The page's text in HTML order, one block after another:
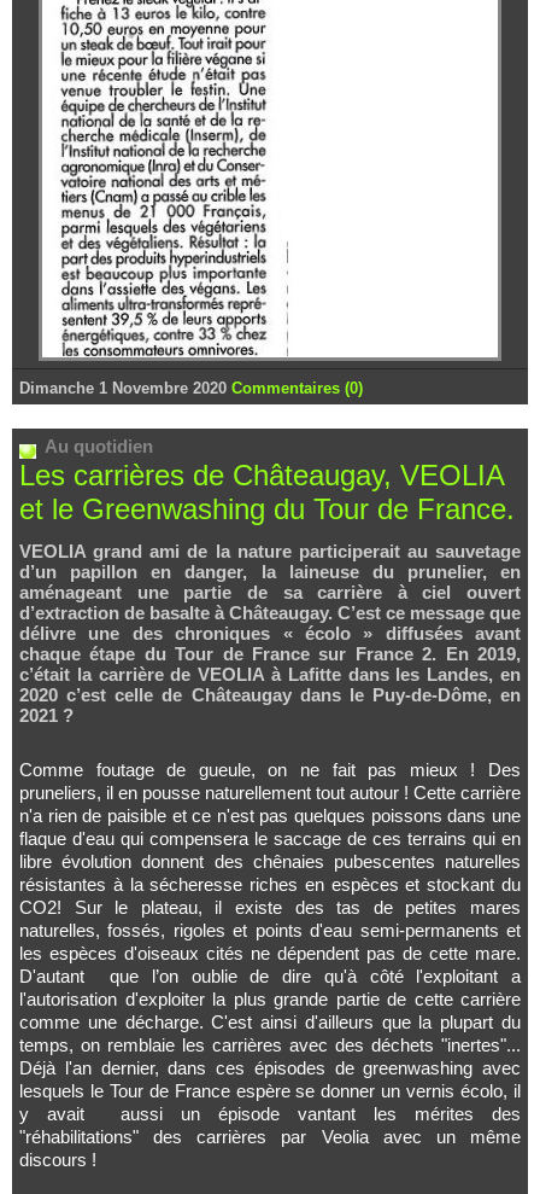
Dimanche 1 Novembre 2020 Commentaires (0)
Au quotidien
Les carrières de Châteaugay, VEOLIA
et le Greenwashing du Tour de France.
VEOLIA grand ami de la nature participerait au sauvetage
d’un papillon en danger, la laineuse du prunelier, en
aménageant une partie de sa carrière à ciel ouvert
d’extraction de basalte à Châteaugay. C’est ce message que
délivre une des chroniques « écolo » diffusées avant
chaque étape du Tour de France sur France 2. En 2019,
c’était la carrière de VEOLIA à Lafitte dans les Landes, en
2020 c’est celle de Châteaugay dans le Puy-de-Dôme, en
2021 ?
Comme foutage de gueule, on ne fait pas mieux ! Des
pruneliers, il en pousse naturellement tout autour ! Cette carrière
n'a rien de paisible et ce n'est pas quelques poissons dans une
flaque d'eau qui compensera le saccage de ces terrains qui en
libre évolution donnent des chênaies pubescentes naturelles
résistantes à la sécheresse riches en espèces et stockant du
CO2! Sur le plateau, il existe des tas de petites mares
naturelles, fossés, rigoles et points d'eau semi-permanents et
les espèces d'oiseaux cités ne dépendent pas de cette mare.
D'autant que l’on oublie de dire qu'à côté l'exploitant a
l'autorisation d'exploiter la plus grande partie de cette carrière
comme une décharge. C'est ainsi d'ailleurs que la plupart du
temps, on remblaie les carrières avec des déchets "inertes"...
Déjà l'an dernier, dans ces épisodes de greenwashing avec
lesquels le Tour de France espère se donner un vernis écolo, il
y avait aussi un épisode vantant les mérites des
"réhabilitations" des carrières par Veolia avec un même
discours !